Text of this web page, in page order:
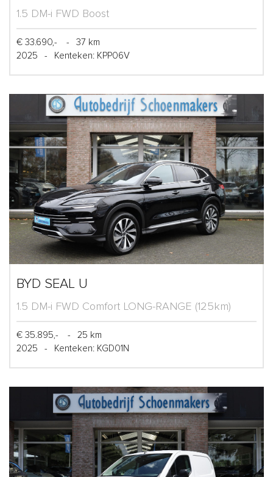
1.5 DM-i FWD Boost
€ 33.690,- -
37 km
2025
- Kenteken: KPP06V
BYD SEAL U
1.5 DM-i FWD Comfort LONG-RANGE (125km)
€ 35.895,- -
25 km
2025
- Kenteken: KGD01N